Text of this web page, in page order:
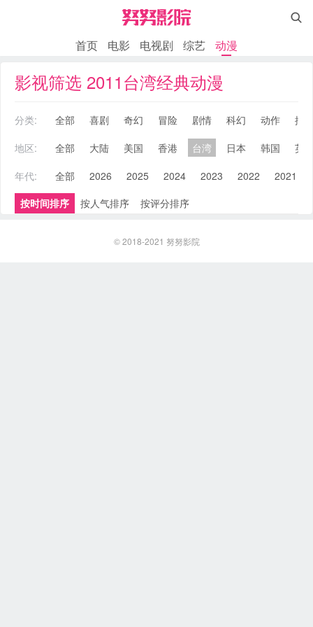

首页 电影 电视剧 综艺 动漫
影视筛选 2011台湾经典动漫
分类: 全部 喜剧 奇幻 冒险 剧情 科幻 动作
搞
地区:
全部 大陆 美国 香港 台湾 日本 韩国
英
年代:
全部 2026 2025 2024 2023 2022 2021
按时间排序
按人气排序 按评分排序
© 2018-2021 努努影院